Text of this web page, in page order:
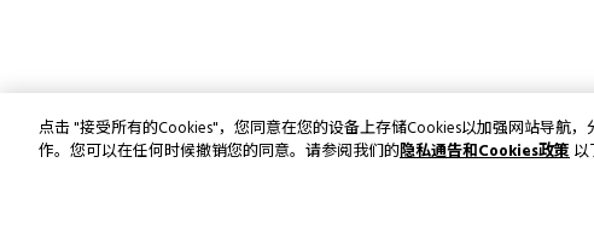
点击 "接受所有的Cookies"，您同意在您的设备上存储Cookies以加强网站导航
作。您可以在任何时候撤销您的同意。请参阅我们的隐私通告和Cookies政策以